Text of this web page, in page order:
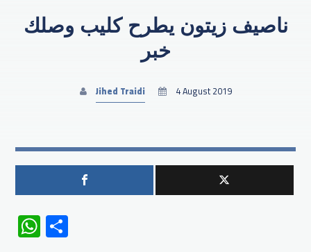
Search in the website:
ناصيف زيتون يطرح كليب وصلك
خبر
Jihed Traidi 4 August 2019
WhatsApp